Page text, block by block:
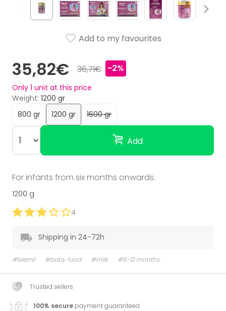
35,82€ 36,71€ -2%
Only 1 unit at this price
Weight 1200 gr
800 gr
1200 gr 1600 gr
Add
Add to my favourites
For infants from six months onwards.
1200 g
4
Shipping in 24-72h
#blemil #baby food #milk #6-12 months
Trusted sellers
100% secure payment guaranteed